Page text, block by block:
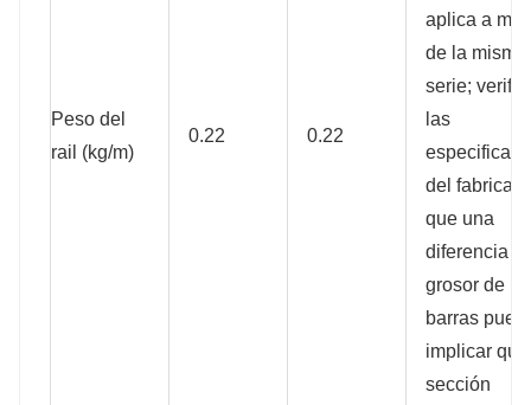
Peso del
rail (kg/m)
0.22 0.22
aplica a
de la misma
serie;
las
del
que una
diferencia
grosor de
barras
implicar
sección